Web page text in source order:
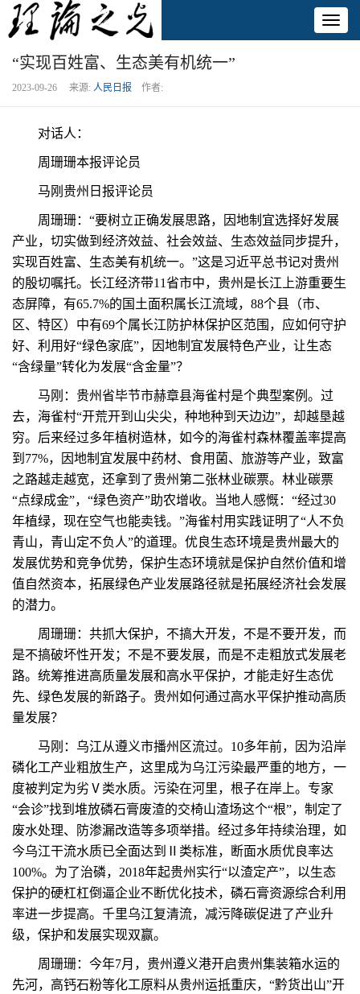
“实现百姓富、生态美有机统一”
2023-09-26 来源: 人民日报 作者:
对话人：
周珊珊本报评论员
马刚贵州日报评论员
周珊珊：“要树立正确发展思路，因地制宜选择好发展
产业，切实做到经济效益、社会效益、生态效益同步提升，
实现百姓富、生态美有机统一。”这是习近平总书记对贵州
的殷切嘱托。长江经济带11省市中，贵州是长江上游重要生
态屏障，有65.7%的国土面积属长江流域，88个县（市、
区、特区）中有69个属长江防护林保护区范围，应如何守护
好、利用好“绿色家底”，因地制宜发展特色产业，让生态
“含绿量”转化为发展“含金量”？
马刚：贵州省毕节市赫章县海雀村是个典型案例。过
去，海雀村“开荒开到山尖尖，种地种到天边边”，却越垦越
穷。后来经过多年植树造林，如今的海雀村森林覆盖率提高
到77%，因地制宜发展中药材、食用菌、旅游等产业，致富
之路越走越宽，还拿到了贵州第二张林业碳票。林业碳票
“点绿成金”，“绿色资产”助农增收。当地人感慨：“经过30
年植绿，现在空气也能卖钱。”海雀村用实践证明了“人不负
青山，青山定不负人”的道理。优良生态环境是贵州最大的
发展优势和竞争优势，保护生态环境就是保护自然价值和增
值自然资本，拓展绿色产业发展路径就是拓展经济社会发展
的潜力。
周珊珊：共抓大保护，不搞大开发，不是不要开发，而
是不搞破坏性开发；不是不要发展，而是不走粗放式发展老
路。统筹推进高质量发展和高水平保护，才能走好生态优
先、绿色发展的新路子。贵州如何通过高水平保护推动高质
量发展？
马刚：乌江从遵义市播州区流过。10多年前，因为沿岸
磷化工产业粗放生产，这里成为乌江污染最严重的地方，一
度被判定为劣Ⅴ类水质。污染在河里，根子在岸上。专家
“会诊”找到堆放磷石膏废渣的交椅山渣场这个“根”，制定了
废水处理、防渗漏改造等多项举措。经过多年持续治理，如
今乌江干流水质已全面达到Ⅱ类标准，断面水质优良率达
100%。为了治磷，2018年起贵州实行“以渣定产”，以生态
保护的硬杠杠倒逼企业不断优化技术，磷石膏资源综合利用
率进一步提高。千里乌江复清流，减污降碳促进了产业升
级，保护和发展实现双赢。
周珊珊：今年7月，贵州遵义港开启贵州集装箱水运的
先河，高钙石粉等化工原料从贵州运抵重庆，“黔货出山”开